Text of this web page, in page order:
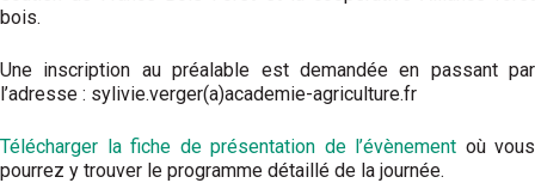
bois.
Une inscription au préalable est demandée en passant par
l’adresse : sylivie.verger(a)academie-agriculture.fr
Télécharger la fiche de présentation de l’évènement où vous
pourrez y trouver le programme détaillé de la journée.